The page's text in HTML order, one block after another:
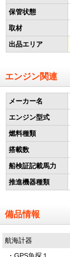
保管状態
取材
出品エリア
エンジン関連
メーカー名
エンジン型式
燃料種類
搭載数
船検証記載馬力
推進機器種類
備品情報
航海計器